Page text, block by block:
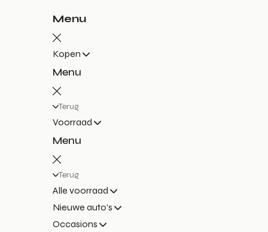
Menu
Kopen
Menu
Terug
Voorraad
Menu
Terug
Alle voorraad
Nieuwe auto's
Occasions